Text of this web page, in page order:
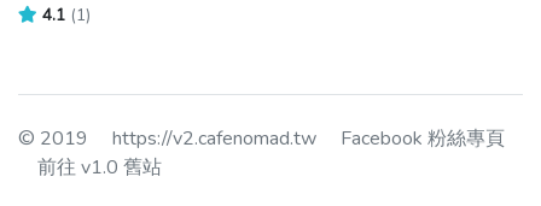
4.1 (1)
© 2019 https://v2.cafenomad.tw
Facebook 粉絲專頁
前往 v1.0 舊站